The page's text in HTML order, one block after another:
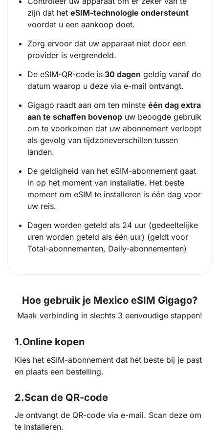
zijn dat het eSIM-technologie ondersteunt
voordat u een aankoop doet.
Zorg ervoor dat uw apparaat niet door een
provider is vergrendeld.
De eSIM-QR-code is 30 dagen geldig vanaf de
datum waarop u deze via e-mail ontvangt.
Gigago raadt aan om ten minste één dag extra
aan te schaffen bovenop uw beoogde gebruik
om te voorkomen dat uw abonnement verloopt
als gevolg van tijdzoneverschillen tussen
landen.
De geldigheid van het eSIM-abonnement gaat
in op het moment van installatie. Het beste
moment om eSIM te installeren is één dag voor
uw reis.
Dagen worden geteld als 24 uur (gedeeltelijke
uren worden geteld als één uur) (geldt voor
Total-abonnementen, Daily-abonnementen)
Hoe gebruik je Mexico eSIM Gigago?
Maak verbinding in slechts 3 eenvoudige stappen!
1.Online kopen
Kies het eSIM-abonnement dat het beste bij je past
en plaats een bestelling.
2.Scan de QR-code
Je ontvangt de QR-code via e-mail. Scan deze om
te installeren.